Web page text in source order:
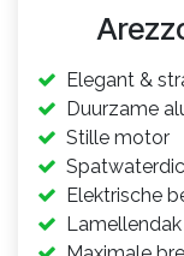
Elegant &
Duurzame
Stille motor
Elektrische